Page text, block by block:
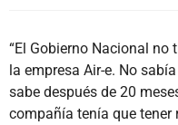
“El Gobierno Nacional no
la empresa Air-e. No
sabe después de 20
compañía tenía que tener